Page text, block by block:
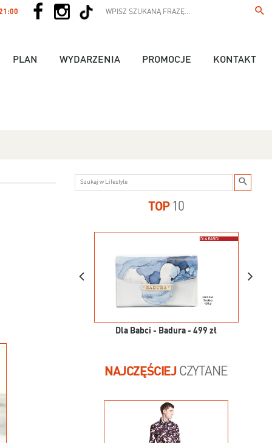
PLAN WYDARZENIA PROMOCJE KONTAKT
TOP10
Dla Babci - Badura - 499 zł
NAJCZĘŚCIEJCZYTANE